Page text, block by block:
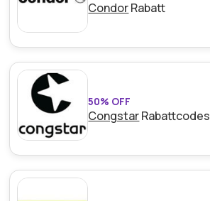
CondorRabatt
50% OFF
CongstarRabattcodes